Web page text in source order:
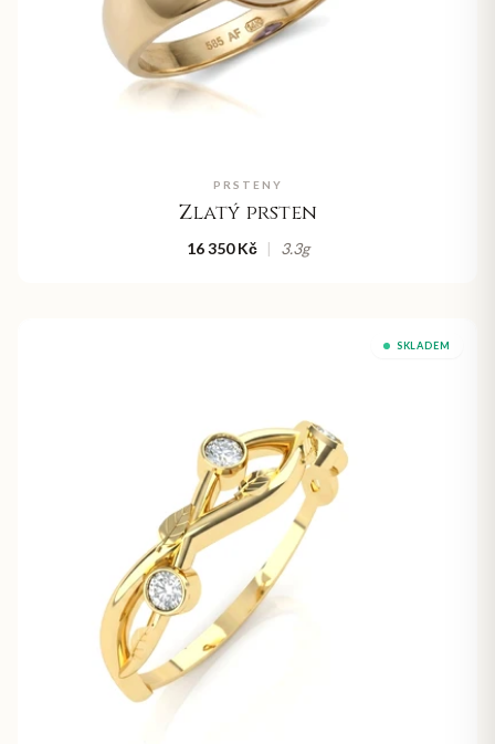
PRSTENY
Zlatý prsten
16 350 Kč | 3.3g
SKLADEM